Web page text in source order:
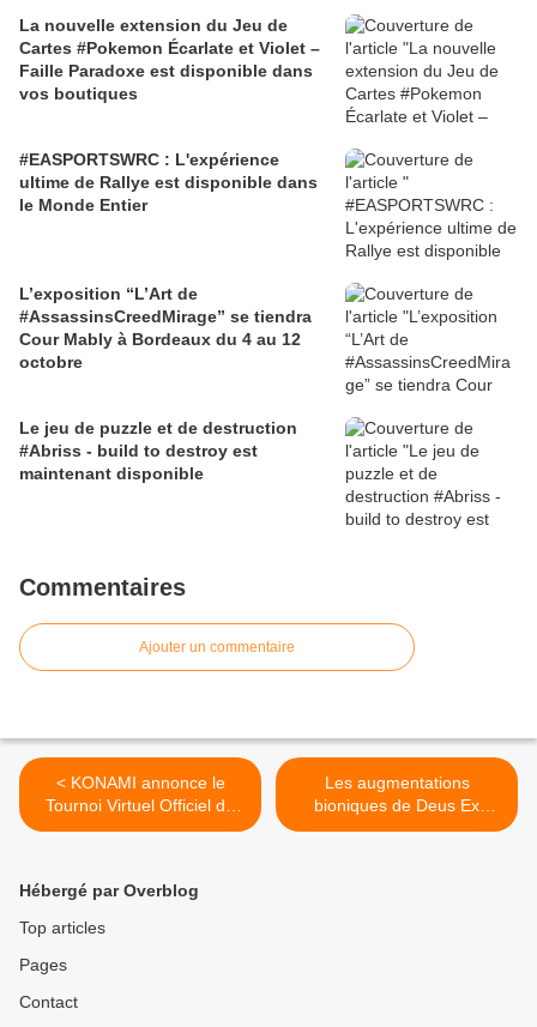
La nouvelle extension du Jeu de
Cartes #Pokemon Écarlate et Violet –
Faille Paradoxe est disponible dans
vos boutiques
#EASPORTSWRC : L'expérience
ultime de Rallye est disponible dans
le Monde Entier
L’exposition “L’Art de
#AssassinsCreedMirage” se tiendra
Cour Mably à Bordeaux du 4 au 12
octobre
Le jeu de puzzle et de destruction
#Abriss - build to destroy est
maintenant disponible
Commentaires
Ajouter un commentaire
< KONAMI annonce le
Tournoi Virtuel Officiel de
l'UEFA EURO 2016 en
Les augmentations
bioniques de Deus Ex
bientôt dans la réalité >
Hébergé par Overblog
Top articles
Pages
Contact